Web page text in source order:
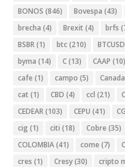
BONOS (846) Bovespa (43)
brecha (4) Brexit (4) brfs
BSBR(1) btc(210) BTCUSD
byma (14) C(13) CAAP (10)
cafe (1) campo (5) Canada
cat (1) CBD (4) ccl (21)
CEDEAR(103) CEPU (41)
cig (1) citi (18) Cobre (35)
COLOMBIA(41) come (7)
cres (1) Cresy(30) cripto